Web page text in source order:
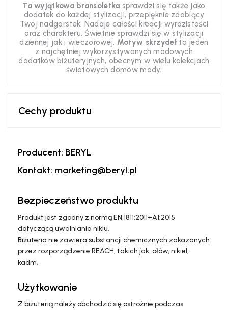
Ta wyjątkowa bransoletka sprawdzi się także jako
dodatek do każdej stylizacji, przepięknie zdobiący
Twój nadgarstek. Nadaje całości kreacji wyrazistości
oraz charakteru. Świetnie sprawdzi się w stylizacji
dziennej jak i wieczorowej. Motyw skrzydełto jeden
z najchętniej wykorzystywanych modowych
dodatków biżuteryjnych, obecnym w wielu kolekcjach
światowych domów mody.
Cechy produktu
Producent: BERYL
Kontakt: marketing@beryl.pl
Bezpieczeństwo produktu
Produkt jest zgodny z normą EN 1811:2011+A1:2015
dotyczącą uwalniania niklu.
Biżuteria nie zawiera substancji chemicznych zakazanych
przez rozporządzenie REACH, takich jak: ołów, nikiel,
kadm.
Użytkowanie
Z biżuterią należy obchodzić się ostrożnie podczas